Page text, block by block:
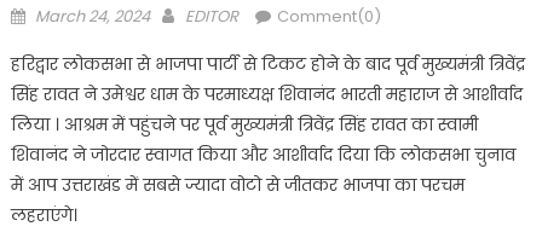
Posted
March 24, 2024 Author
EDITOR Comment(0)
हरिद्वार लोकसभा से भाजपा पार्टी से टिकट होने के बाद पूर्व मुख्यमंत्री त्रिवेंद्र
सिंह रावत ने उमेश्वर धाम के परमाध्यक्ष शिवानंद भारती महाराज से आशीर्वाद
लिया । आश्रम में पहुंचने पर पूर्व मुख्यमंत्री त्रिवेंद्र सिंह रावत का स्वामी
शिवानंद ने जोरदार स्वागत किया और आशीर्वाद दिया कि लोकसभा चुनाव
में आप उत्तराखंड में सबसे ज्यादा वोटो से जीतकर भाजपा का परचम
लहराएंगे।